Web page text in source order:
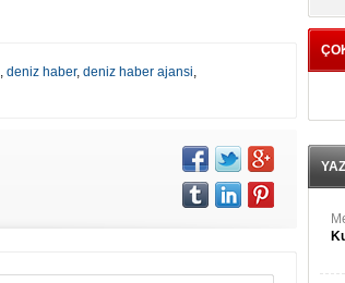
, deniz haber, deniz haber ajansi,